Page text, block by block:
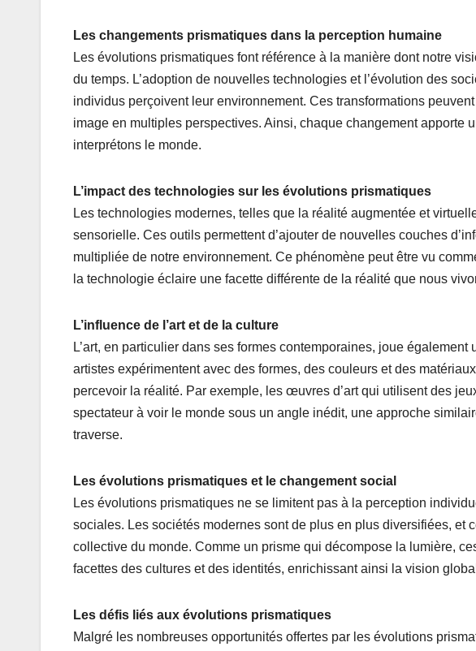
Les changements prismatiques dans la perception humaine
Les évolutions prismatiques font référence à la manière dont notre
du temps. L’adoption de nouvelles technologies et l’évolution des
individus perçoivent leur environnement. Ces transformations
image en multiples perspectives. Ainsi, chaque changement apporte
interprétons le monde.
L’impact des technologies sur les évolutions prismatiques
Les technologies modernes, telles que la réalité augmentée et
sensorielle. Ces outils permettent d’ajouter de nouvelles couches
multipliée de notre environnement. Ce phénomène peut être vu
la technologie éclaire une facette différente de la réalité que nous
L’influence de l’art et de la culture
L’art, en particulier dans ses formes contemporaines, joue
artistes expérimentent avec des formes, des couleurs et des
percevoir la réalité. Par exemple, les œuvres d’art qui utilisent des
spectateur à voir le monde sous un angle inédit, une approche
traverse.
Les évolutions prismatiques et le changement social
Les évolutions prismatiques ne se limitent pas à la perception
sociales. Les sociétés modernes sont de plus en plus diversifiées, et
collective du monde. Comme un prisme qui décompose la lumière,
facettes des cultures et des identités, enrichissant ainsi la vision
Les défis liés aux évolutions prismatiques
Malgré les nombreuses opportunités offertes par les évolutions